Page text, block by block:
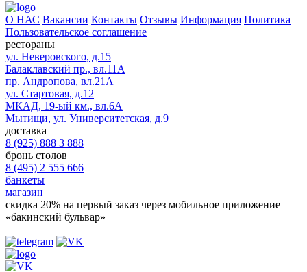
О НАС Вакансии Контакты Отзывы Информация Политика
Пользовательское соглашение
рестораны
ул. Неверовского, д.15
Балаклавский пр., вл.11А
пр. Андропова, вл.21А
ул. Стартовая, д.12
МКАД, 19-ый км., вл.6А
Мытищи, ул. Университетская, д.9
доставка
8 (925) 888 3 888
бронь столов
8 (495) 2 555 666
банкеты
магазин
скидка 20% на первый заказ через мобильное приложение
«бакинский бульвар»